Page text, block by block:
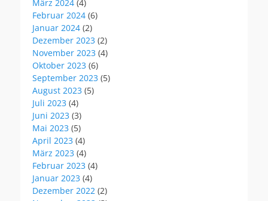
März 2024 (4)
Februar 2024 (6)
Januar 2024 (2)
Dezember 2023 (2)
November 2023 (4)
Oktober 2023 (6)
September 2023 (5)
August 2023 (5)
Juli 2023 (4)
Juni 2023 (3)
Mai 2023 (5)
April 2023 (4)
März 2023 (4)
Februar 2023 (4)
Januar 2023 (4)
Dezember 2022 (2)